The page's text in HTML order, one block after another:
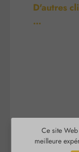
Ignorer la
D'autres
…
Ce site
meilleure